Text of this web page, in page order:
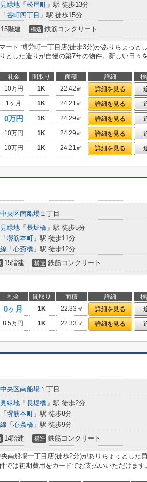
緑地 「 松屋町 」駅 徒歩13分
「 谷町四丁目 」駅 徒歩15分
15階建 構造 鉄筋コンクリート
ート 博労町一丁目店(徒歩3分)がありちょっと
とした造りが自慢の築7年の物件。新しい日々
礼金 間取り 面積 詳細
10万円 1K 22.42㎡ 詳細を見る
1ヶ月 1K 24.21㎡ 詳細を見る
0万円 1K 24.29㎡ 詳細を見る
10万円 1K 24.29㎡ 詳細を見る
10万円 1K 24.21㎡ 詳細を見る
央区南船場 １丁目
緑地 「 長堀橋 」駅 徒歩5分
「 堺筋本町 」駅 徒歩11分
「 心斎橋 」駅 徒歩12分
15階建 構造 鉄筋コンクリート
礼金 間取り 面積 詳細
0ヶ月 1K 22.33㎡ 詳細を見る
8.5万円 1K 22.33㎡ 詳細を見る
央区南船場 １丁目
緑地 「 長堀橋 」駅 徒歩2分
「 堺筋本町 」駅 徒歩8分
「 心斎橋 」駅 徒歩9分
14階建 構造 鉄筋コンクリート
南船場一丁目店(徒歩2分)がありちょっとした
では初期費用をカードでお支払いいただけます